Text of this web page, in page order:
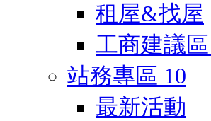
租屋&找屋
工商建議區
站務專區 10
最新活動